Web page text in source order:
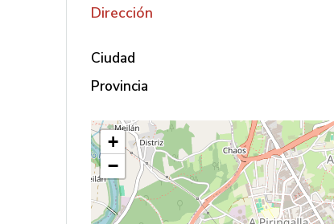
Dirección
Ciudad
Provincia
+
−